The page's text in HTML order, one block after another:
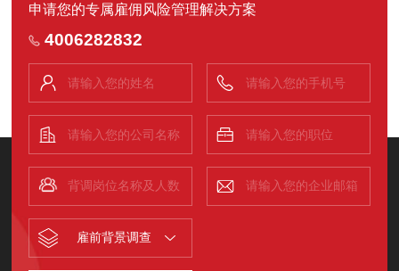
申请您的专属雇佣风险管理解决方案
4006282832
雇前背景调查